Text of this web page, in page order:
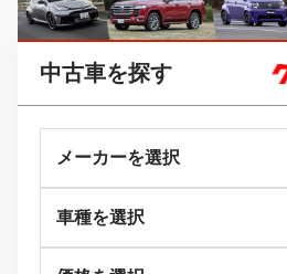
中古車を探す